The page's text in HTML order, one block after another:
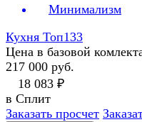
Минимализм
Кухня Топ133
Цена в базовой
217 000 руб.
18 083 ₽
в Сплит
Заказать просчет